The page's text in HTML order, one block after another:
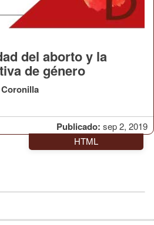
Publicado: sep 2, 2019
del aborto y la
de género
HTML